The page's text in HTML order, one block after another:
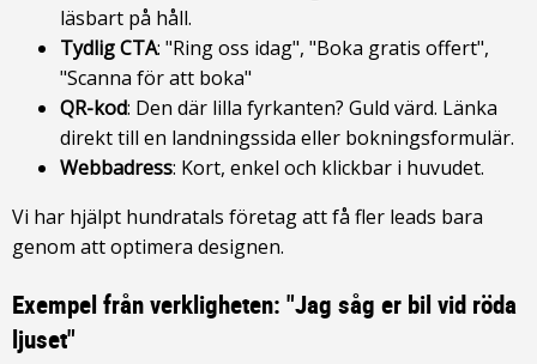
läsbart på håll.
Tydlig CTA: "Ring oss idag", "Boka gratis offert",
"Scanna för att boka"
QR-kod: Den där lilla fyrkanten? Guld värd. Länka
direkt till en landningssida eller bokningsformulär.
Webbadress: Kort, enkel och klickbar i huvudet.
Vi har hjälpt hundratals företag att få fler leads bara
genom att optimera designen.
Exempel från verkligheten: "Jag såg er bil vid röda
ljuset"